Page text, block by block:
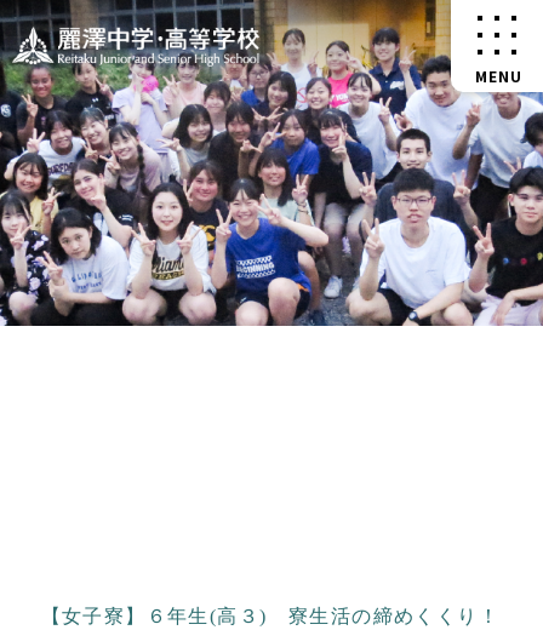
【女子寮】６年生(高３) 寮生活の締めくくり！